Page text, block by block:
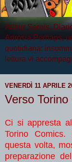
Arthur Serpis,
Artrosia Perhaps,
quotidiana:
lettura vi
VENERDÌ 11 APRILE
Verso Torino
Ci si appresta
Torino
questa volta,
preparazione